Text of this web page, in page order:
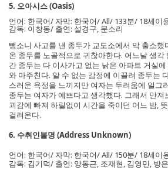
5. 오아시스 (Oasis)
언어: 한국어/ 자막: 한국어/ All/ 133분/ 18세이
감독: 이창동/ 출연: 설경구, 문소리
뺑소니 사고를 낸 종두가 교도소에서 막 출소
온 종두를 노골적으로 귀찮아한다. 어느날 생
간 종두는 다 이사가고 없는 낡은 아파트 거실
와 마주친다. 알 수 없는 감정에 이끌려 종두는
스러운 욕정을 느끼지만 여자는 두려움에 일그
종두는 여자가 예쁘다고 생각했다. 그래서 만
괴감에 빠져 하릴없이 시간을 죽이던 어느 밤,
걸려온다.
6. 수취인불명 (Address Unknown)
언어: 한국어/ 자막: 한국어/ All/ 150분/ 18세이
감독: 김기덕/ 출연: 양동근, 조재현, 김영민, 방